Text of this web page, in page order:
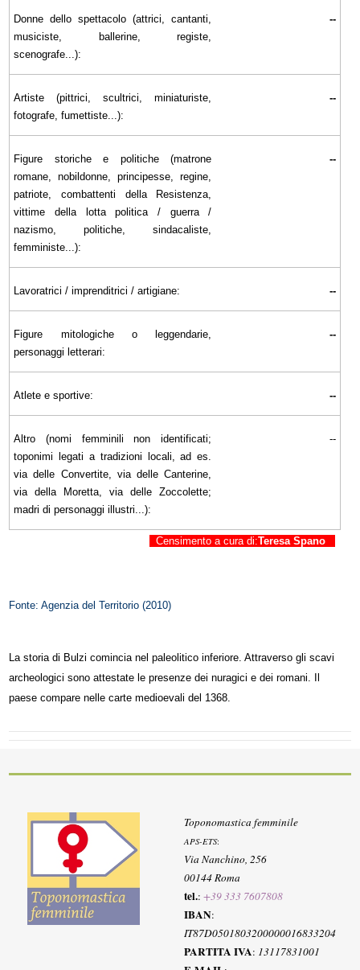
Donne dello spettacolo (attrici, cantanti,
musiciste, ballerine, registe,
scenografe...):
--
Artiste (pittrici, scultrici, miniaturiste,
fotografe, fumettiste...):
--
Figure storiche e politiche (matrone
romane, nobildonne, principesse, regine,
patriote, combattenti della Resistenza,
vittime della lotta politica / guerra /
nazismo, politiche, sindacaliste,
femministe...):
--
Lavoratrici / imprenditrici / artigiane: --
Figure mitologiche o leggendarie,
personaggi letterari:
--
Atlete e sportive: --
Altro (nomi femminili non identificati;
toponimi legati a tradizioni locali, ad es.
via delle Convertite, via delle Canterine,
via della Moretta, via delle Zoccolette;
madri di personaggi illustri...):
--
Censimento a cura di:Teresa Spano
Fonte: Agenzia del Territorio (2010)
La storia di Bulzi comincia nel paleolitico inferiore. Attraverso gli scavi
archeologici sono attestate le presenze dei nuragici e dei romani. Il
paese compare nelle carte medioevali del 1368.
Toponomastica femminile
APS-ETS:
Via Nanchino, 256
00144 Roma
tel.:+39 333 7607808
IBAN:
IT87D0501803200000016833204
PARTITA IVA: 13117831001